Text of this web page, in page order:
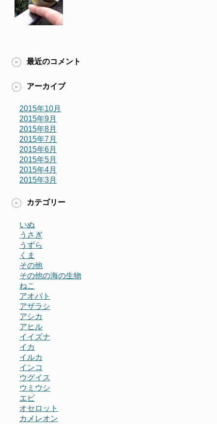
最近のコメント
アーカイブ
2015年10月
2015年9月
2015年8月
2015年7月
2015年6月
2015年5月
2015年4月
2015年3月
カテゴリー
いぬ
うさぎ
うずら
くま
その他
その他の海の生物
ねこ
アオバト
アザラシ
アシカ
アヒル
イイズナ
イカ
イルカ
インコ
ウグイス
ウミウシ
エビ
オセロット
カメレオン